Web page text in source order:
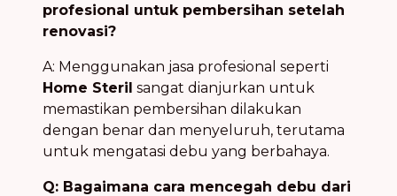
profesional untuk pembersihan setelah
renovasi?
A: Menggunakan jasa profesional seperti
Home Steril sangat dianjurkan untuk
memastikan pembersihan dilakukan
dengan benar dan menyeluruh, terutama
untuk mengatasi debu yang berbahaya.
Q: Bagaimana cara mencegah debu dari